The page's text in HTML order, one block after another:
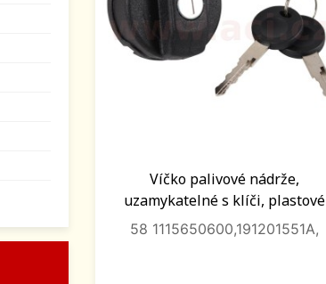
Víčko palivové nádrže,
uzamykatelné s klíči, plastové
58 1115650600,191201551A,